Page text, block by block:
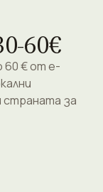
60€
60 € от e-
страната за